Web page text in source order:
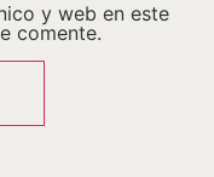
y web en este
comente.